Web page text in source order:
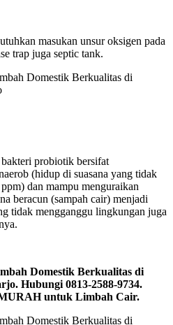
masukan unsur oksigen pada
trap juga septic tank.
probiotik bersifat
(hidup di suasana yang tidak
dan mampu menguraikan
beracun (sampah cair) menjadi
tidak mengganggu lingkungan juga
Domestik Berkualitas di
Hubungi 0813-2588-9734.
untuk Limbah Cair.